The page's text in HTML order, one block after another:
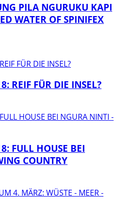
PILA NGURUKU KAPI
WATER OF SPINIFEX
REIF FÜR DIE INSEL?
FULL HOUSE BEI
COUNTRY